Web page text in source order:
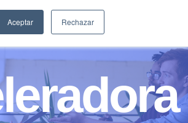
Aceptar Rechazar